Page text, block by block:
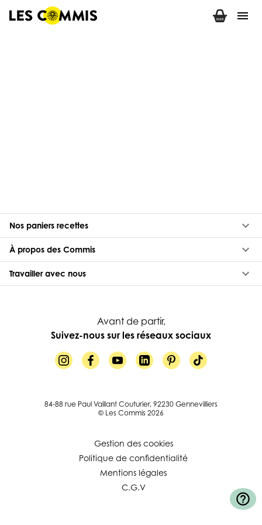
menu
Nos paniers recettes keyboard_arrow_down
À propos des Commis keyboard_arrow_down
Travailler avec nous keyboard_arrow_down
Avant de partir,
Suivez-nous sur les réseaux sociaux
84-88 rue Paul Vaillant Couturier, 92230 Gennevilliers
© Les Commis 2026
Gestion des cookies
Politique de confidentialité
Mentions légales
C.G.V
help_outline